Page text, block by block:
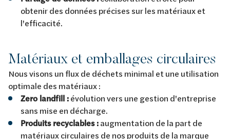
obtenir des données précises sur les matériaux et
l'efficacité.
Matériaux et emballages circulaires
Nous visons un flux de déchets minimal et une utilisation
optimale des matériaux :
Zero landfill :évolution vers une gestion d'entreprise
sans mise en décharge.
Produits recyclables :augmentation de la part de
matériaux circulaires de nos produits de la marque